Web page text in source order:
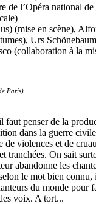
de l’Opéra national de
(mise en scène),
Urs Schönebaum
(collaboration à la
Paris)
faut penser de la
dans la guerre civile
de violences et de
tranchées. On sait
abandonne les
le mot bien
du monde pour
voix. A tort...